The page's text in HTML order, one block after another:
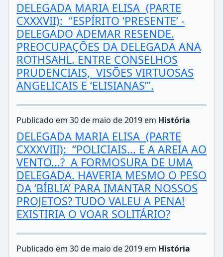
DELEGADA MARIA ELISA (PARTE
CXXXVII): “ESPÍRITO ‘PRESENTE’ -
DELEGADO ADEMAR RESENDE.
PREOCUPAÇÕES DA DELEGADA ANA
ROTHSAHL. ENTRE CONSELHOS
PRUDENCIAIS, VISÕES VIRTUOSAS
ANGELICAIS E ‘ELISIANAS’”.
Publicado em 30 de maio de 2019 em História
DELEGADA MARIA ELISA (PARTE
CXXXVIII): “POLICIAIS... E A AREIA AO
VENTO...? A FORMOSURA DE UMA
DELEGADA. HAVERIA MESMO O PESO
DA ‘BÍBLIA’ PARA IMANTAR NOSSOS
PROJETOS? TUDO VALEU A PENA!
EXISTIRIA O VOAR SOLITÁRIO?
Publicado em 30 de maio de 2019 em História